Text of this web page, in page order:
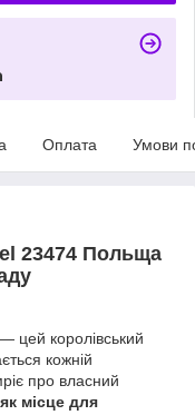
Оплата Умови
23474 Польща
— цей королівський
кожній
про власний
місце для